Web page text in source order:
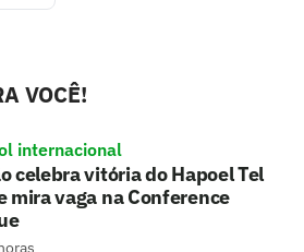
VOCÊ!
internacional
celebra vitória do Hapoel Tel
mira vaga na Conference